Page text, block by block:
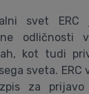
svet
odličnosti
kot tudi
sveta. ERC
za